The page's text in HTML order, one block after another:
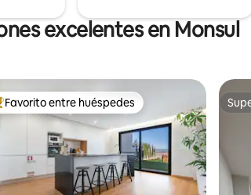
excelentes en Monsul
entre huéspedes preferido
Favorito entre huéspedes